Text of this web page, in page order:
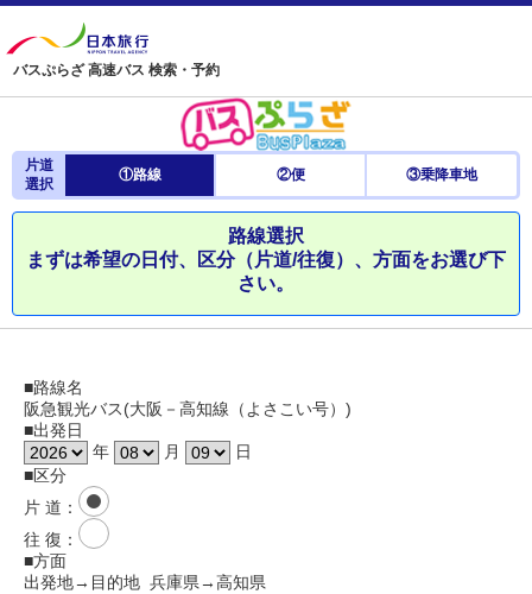
バスぷらざ 高速バス 検索・予約
片道
選択
①路線 ②便 ③乗降車地
路線選択
まずは希望の日付、区分（片道/往復）、方面をお選び下
さい。
■路線名
阪急観光バス(大阪－高知線（よさこい号）)
■出発日
年
月
日
■区分
片 道 ：
往 復 ：
■方面
出発地→目的地 兵庫県→高知県